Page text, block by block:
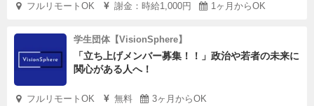
フルリモートOK 謝金：時給1,000円 1ヶ月からOK
学生団体【VisionSphere】
「立ち上げメンバー募集！！」政治や若者の未来に
関心がある人へ！
フルリモートOK 無料 3ヶ月からOK